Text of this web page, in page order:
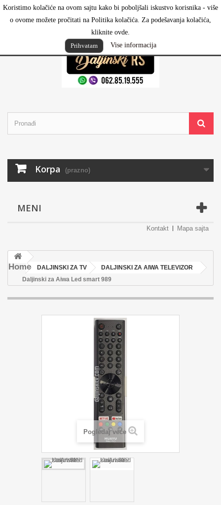
Koristimo kolačiće na ovom sajtu kako bi poboljšali iskustvo korisnika - više
o ovome možete pročitati na Politika kolačića. Za podešavanja kolačića,
kliknite ovde.
Prihvatam
Vise informacija
Prijavi se
Korpa (prazno)
MENI
Kontakt Mapa sajta
Home DALJINSKI ZA TV
DALJINSKI ZA AIWA TELEVIZOR
Daljinski za Aiwa Led smart 989
Pogledaj veće